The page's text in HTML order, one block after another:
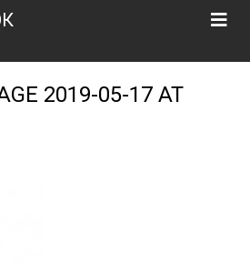
2019-05-17 AT